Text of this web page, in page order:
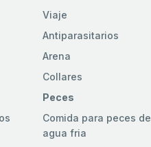
Viaje
Antiparasitarios
Arena
Collares
Peces
Comida para peces de
agua fria